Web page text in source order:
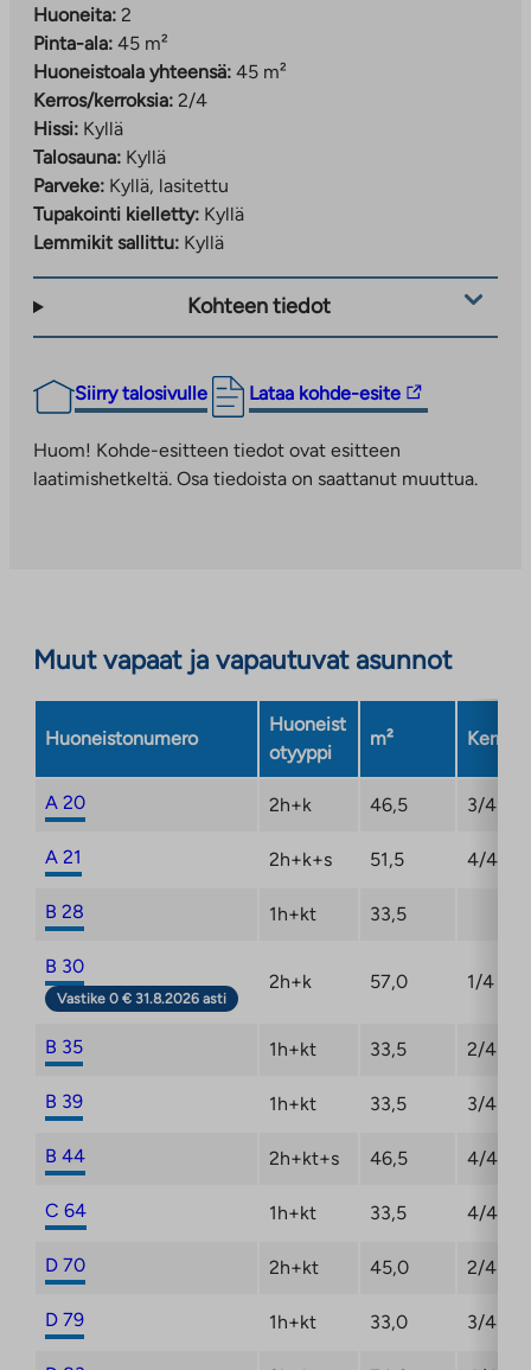
Huoneita: 2
Pinta-ala: 45 m²
Huoneistoala yhteensä: 45 m²
Kerros/kerroksia: 2/4
Hissi: Kyllä
Talosauna: Kyllä
Parveke: Kyllä, lasitettu
Tupakointi kielletty: Kyllä
Lemmikit sallittu: Kyllä
Kohteen tiedot
Siirry talosivulle Lataa kohde-esite
Linkki
ulkopuoliseen
palveluun.
Huom! Kohde-esitteen tiedot ovat esitteen
laatimishetkeltä. Osa tiedoista on saattanut muuttua.
Muut vapaat ja vapautuvat asunnot
Huoneistonumero
Huoneist
otyyppi
m² Kerros
A 20 2h+k 46,5 3/4
A 21 2h+k+s 51,5 4/4
B 28 1h+kt 33,5
B 30
Vastike 0 € 31.8.2026 asti
2h+k 57,0 1/4
B 35 1h+kt 33,5 2/4
B 39 1h+kt 33,5 3/4
B 44 2h+kt+s 46,5 4/4
C 64 1h+kt 33,5 4/4
D 70 2h+kt 45,0 2/4
D 79 1h+kt 33,0 3/4